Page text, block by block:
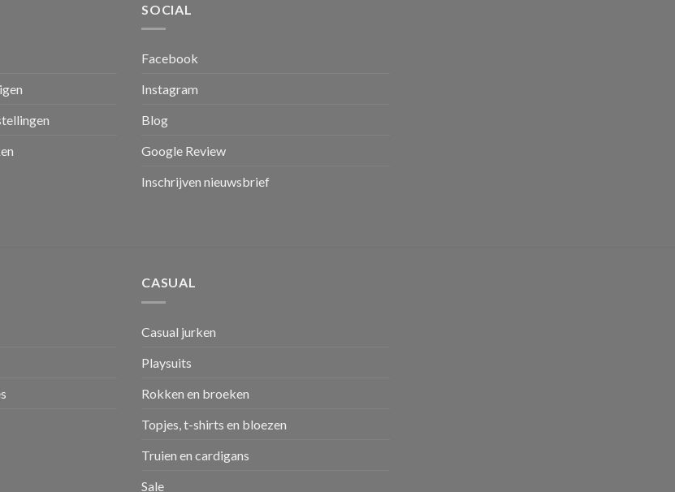
SOCIAL
Facebook
Instagram
Blog
Google Review
Inschrijven nieuwsbrief
CASUAL
Casual jurken
Playsuits
Rokken en broeken
Topjes, t-shirts en bloezen
Truien en cardigans
Sale